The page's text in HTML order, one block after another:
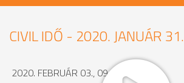
CIVIL IDŐ - 2020. JANUÁR 31.
2020. FEBRUÁR 03., 09:14